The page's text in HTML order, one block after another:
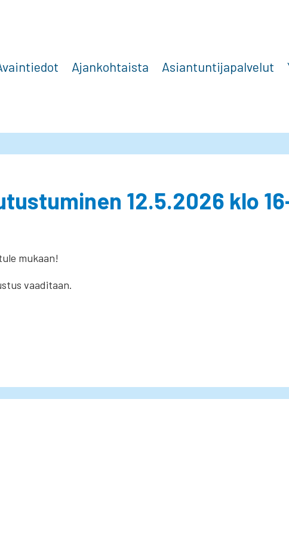
Ajankohtaista Asiantuntijapalvelut
12.5.2026 klo
mukaan!
vaaditaan.